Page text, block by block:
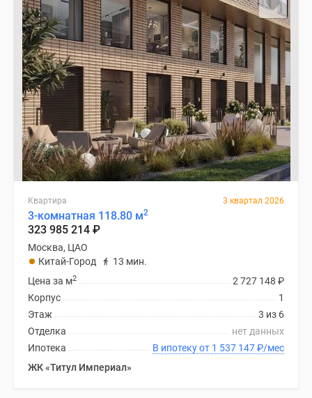
Квартира 3 квартал 2026
3-комнатная 118.80 м2
323 985 214 ₽
Москва, ЦАО
Китай-Город
13 мин.
2 727 148 ₽
Цена за м2
1
Корпус
3 из 6
Этаж
нет данных
Отделка
В ипотеку от 1 537 147₽/мес
Ипотека
ЖК «Титул Империал»